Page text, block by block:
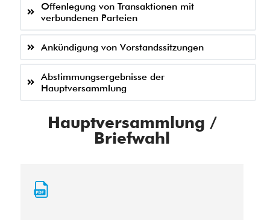
Offenlegung von Transaktionen mit
verbundenen Parteien
Ankündigung von Vorstandssitzungen
Abstimmungsergebnisse der
Hauptversammlung
Hauptversammlung /
Briefwahl